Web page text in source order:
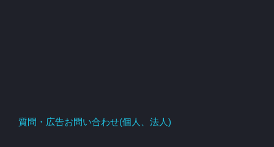
質問・広告お問い合わせ(個人、法人)